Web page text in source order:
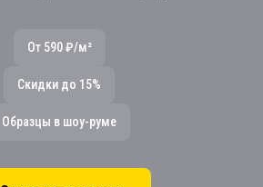
От 590 ₽/м²
Скидки до 15%
Образцы в шоу-руме